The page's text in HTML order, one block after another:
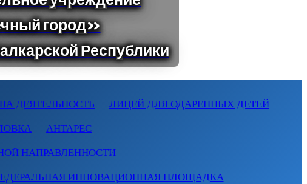
ДЕЯТЕЛЬНОСТЬ ЛИЦЕЙ ДЛЯ ОДАРЕННЫХ ДЕТЕЙ
АНТАРЕС
НАПРАВЛЕННОСТИ
ИННОВАЦИОННАЯ ПЛОЩАДКА